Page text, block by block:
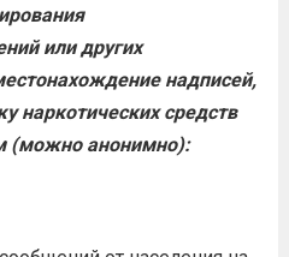
или других
надписей,
наркотических средств
(можно анонимно):